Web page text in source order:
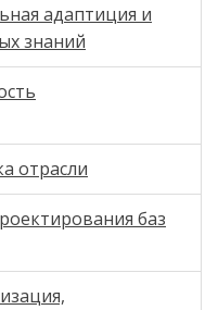
адаптиция и
знаний
отрасли
баз